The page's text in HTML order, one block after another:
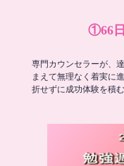
①66
専門カウンセラーが、
まえて無理なく着実に
折せずに成功体験を積